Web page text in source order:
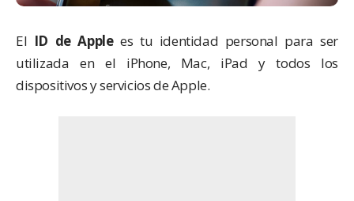
El ID de Applees tu identidad personal para ser
utilizada en el iPhone, Mac, iPad y todos los
dispositivos y servicios de Apple.